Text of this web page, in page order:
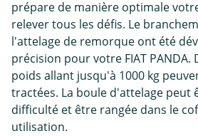
prépare de manière optimale
relever tous les défis. Le
l'attelage de remorque ont été
précision pour votre FIAT
poids allant jusqu'à 1000 kg
tractées. La boule d'attelage peut
difficulté et être rangée dans le
utilisation.